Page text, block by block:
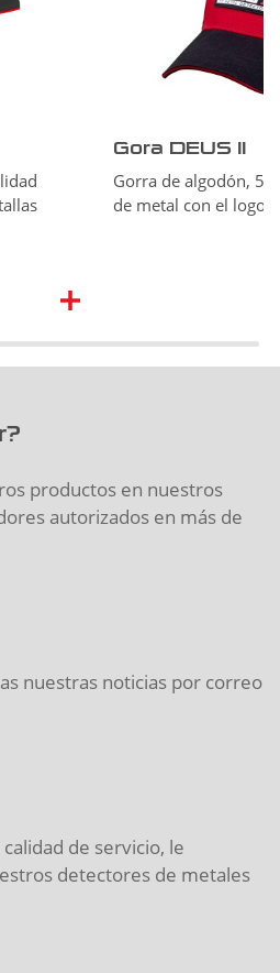
Gora DEUS II
Gorra de algodón, 5
de metal con el logo
productos en nuestros
autorizados en más de
nuestras noticias por correo
de servicio, le
detectores de metales